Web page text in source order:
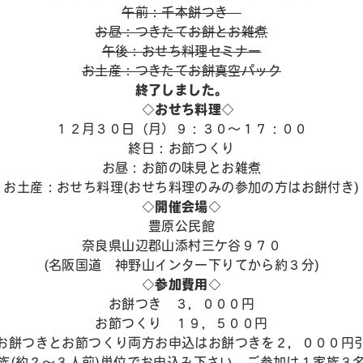
午前：千本餅つき
お昼：つきたてお餅とお雑煮
午後：おせち料理セミナー
お土産：つきたてお餅真空パック
終了しました。
◇おせち料理◇
１２月３０日（月）９：３０～１７：００
終日：お節つくり
お昼：お節の味見とお雑煮
お土産：おせち料理(おせち料理のみの参加の方はお餅付き)
◇開催会場◇
豊原公民館
奈良県山辺郡山添村三ケ谷９７０
(名阪国道 神野山インター下りてから約３分)
◇参加費用◇
お餅つき ３，０００円
お節つくり １９，５００円
餅つきとお節つくり両方お申込はお餅つきを２，０００円